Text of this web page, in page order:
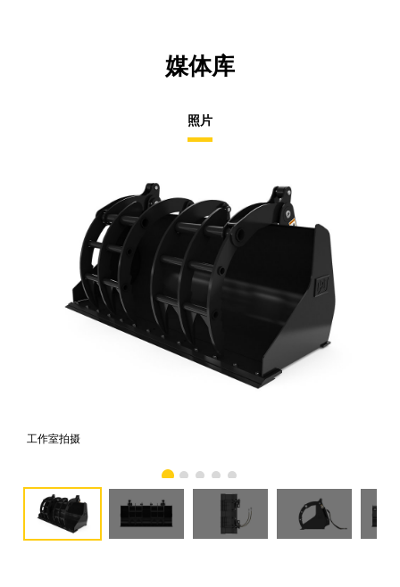
媒体库
照片
工作室拍摄